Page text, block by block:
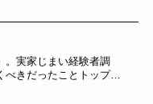
。実家じまい経験者調
べきだったことトップ３